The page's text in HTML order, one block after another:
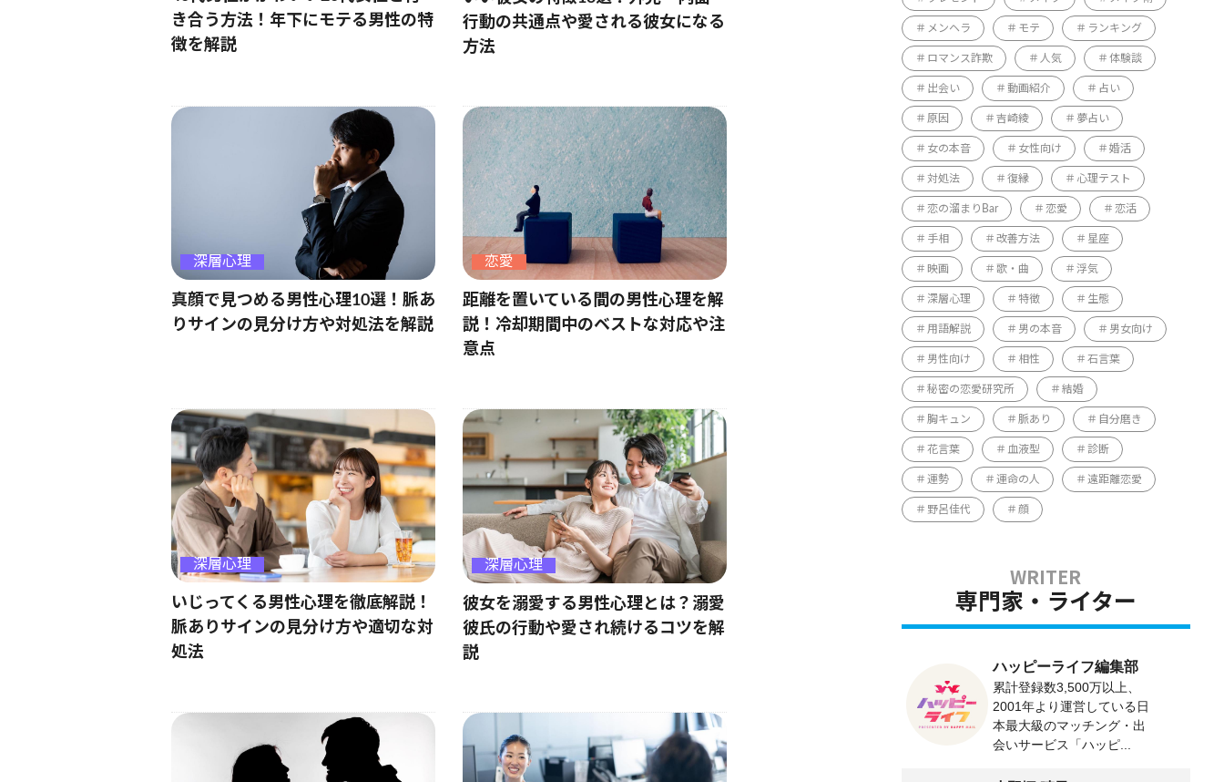
き合う方法！年下にモテる男性の特
徴を解説
行動の共通点や愛される彼女になる
方法
深層心理
真顔で見つめる男性心理10選！脈あ
りサインの見分け方や対処法を解説
恋愛
距離を置いている間の男性心理を解
説！冷却期間中のベストな対応や注
意点
深層心理
いじってくる男性心理を徹底解説！
脈ありサインの見分け方や適切な対
処法
深層心理
彼女を溺愛する男性心理とは？溺愛
彼氏の行動や愛され続けるコツを解
説
メンヘラ モテ ランキング
ロマンス詐欺 人気 体験談
出会い 動画紹介 占い
原因 吉崎綾 夢占い
女の本音 女性向け 婚活
対処法 復縁 心理テスト
恋の溜まりBar 恋愛 恋活
手相 改善方法 星座
映画 歌・曲 浮気
深層心理 特徴 生態
用語解説 男の本音 男女向け
男性向け 相性 石言葉
秘密の恋愛研究所 結婚
胸キュン 脈あり 自分磨き
花言葉 血液型 診断
運勢 運命の人 遠距離恋愛
野呂佳代 顔
専門家・ライター
ハッピーライフ編集部
累計登録数3,500万以上、
2001年より運営している日
本最大級のマッチング・出
会いサービス「ハッピ...